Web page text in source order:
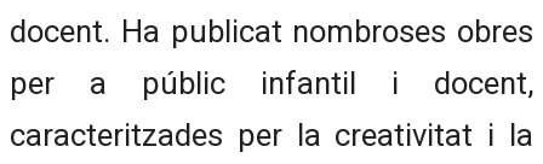
docent. Ha publicat nombroses obres
per a públic infantil i docent,
caracteritzades per la creativitat i la